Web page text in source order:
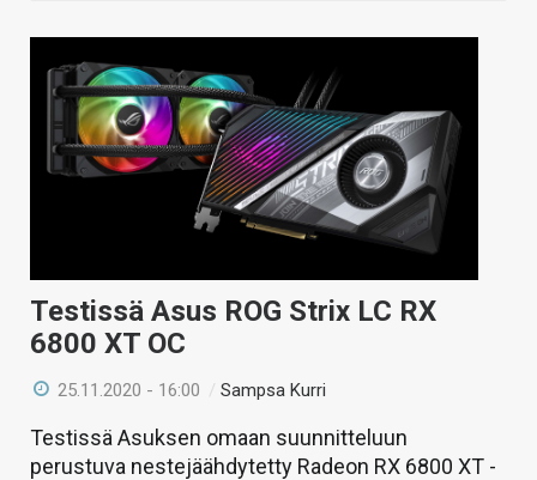
VIDEOT
TECHBBS
TIETOA
KAUPPA
VAIHDA TEEMA
HAKU
Testissä Asus ROG Strix LC RX
6800 XT OC
25.11.2020 - 16:00 /Sampsa Kurri
Testissä Asuksen omaan suunnitteluun
perustuva nestejäähdytetty Radeon RX 6800 XT -